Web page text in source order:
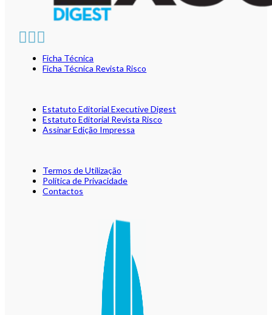
Ficha Técnica
Ficha Técnica Revista Risco
Estatuto Editorial Executive Digest
Estatuto Editorial Revista Risco
Assinar Edição Impressa
Termos de Utilização
Política de Privacidade
Contactos